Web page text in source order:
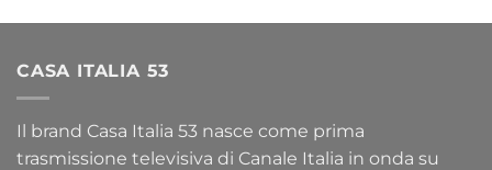
CASA ITALIA 53
Il brand Casa Italia 53 nasce come prima
trasmissione televisiva di Canale Italia in onda su